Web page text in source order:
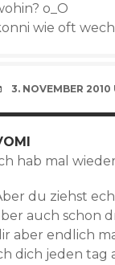
o_O
wie oft
3. NOVEMBER 2010
hab mal
du ziehst
auch schon
aber endlich
dich jeden tag